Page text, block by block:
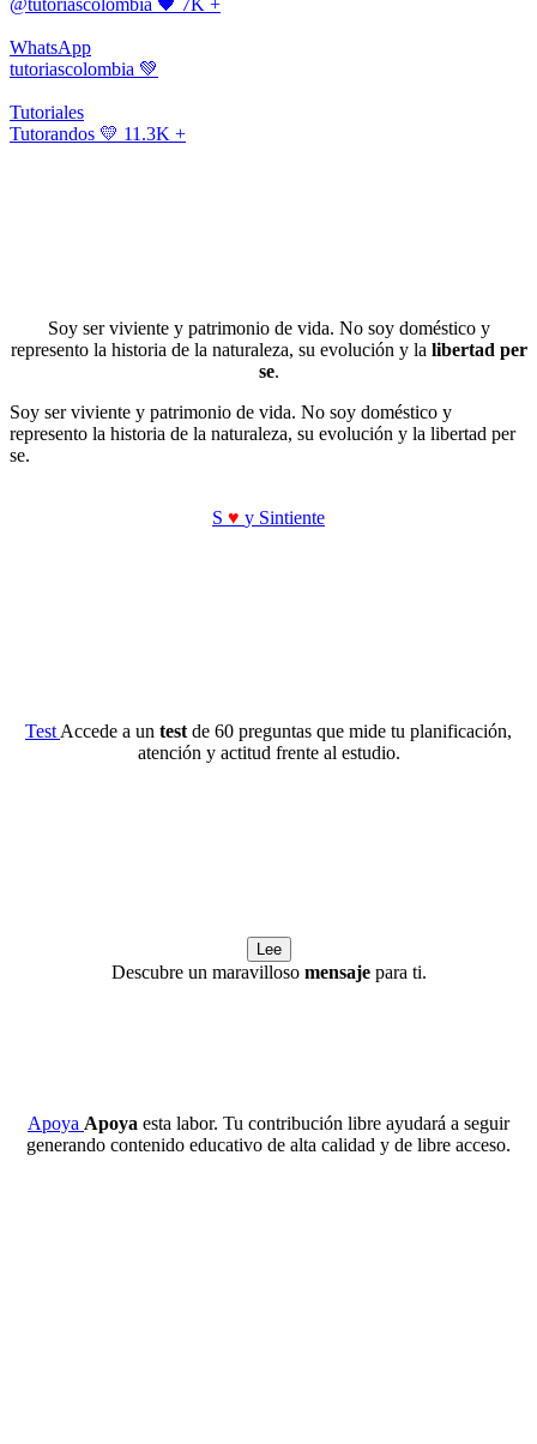
@tutoriascolombia 🖤 7K +
WhatsApp
tutoriascolombia 💚
Tutoriales
Tutorandos 💛 11.3K +
Soy ser viviente y patrimonio de vida. No soy doméstico y
represento la historia de la naturaleza, su evolución y la libertad per
se.
Soy ser viviente y patrimonio de vida. No soy doméstico y
represento la historia de la naturaleza, su evolución y la libertad per
se.
S ♥ y Sintiente
Test Accede a un test de 60 preguntas que mide tu planificación,
atención y actitud frente al estudio.
Lee
Descubre un maravilloso mensajepara ti.
Apoya Apoya esta labor. Tu contribución libre ayudará a seguir
generando contenido educativo de alta calidad y de libre acceso.